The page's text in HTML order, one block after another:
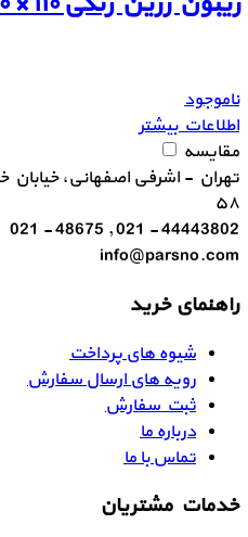
ناموجود
اطلاعات بیشتر
مقایسه
تهران - اشرفی اصفهانی، خیابان
۵۸
44443802 - 021 , 48675 - 021
info@parsno.com
راهنمای خرید
شیوه های پرداخت
رویه های ارسال سفارش
ثبت سفارش
درباره ما
تماس با ما
خدمات مشتریان